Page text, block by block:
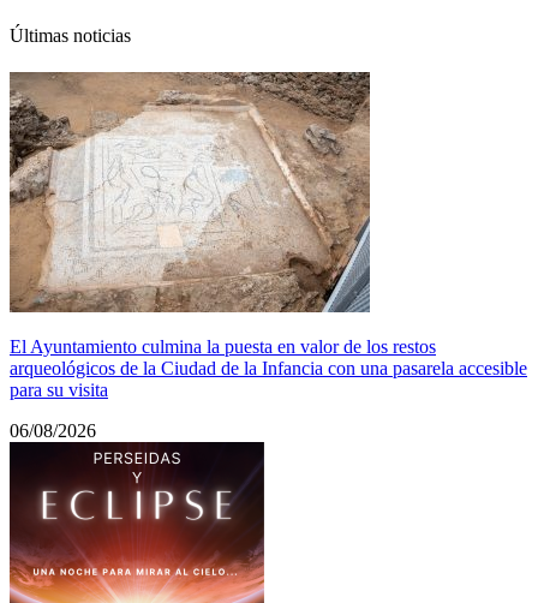
Últimas noticias
El Ayuntamiento culmina la puesta en valor de los restos
arqueológicos de la Ciudad de la Infancia con una pasarela accesible
para su visita
06/08/2026